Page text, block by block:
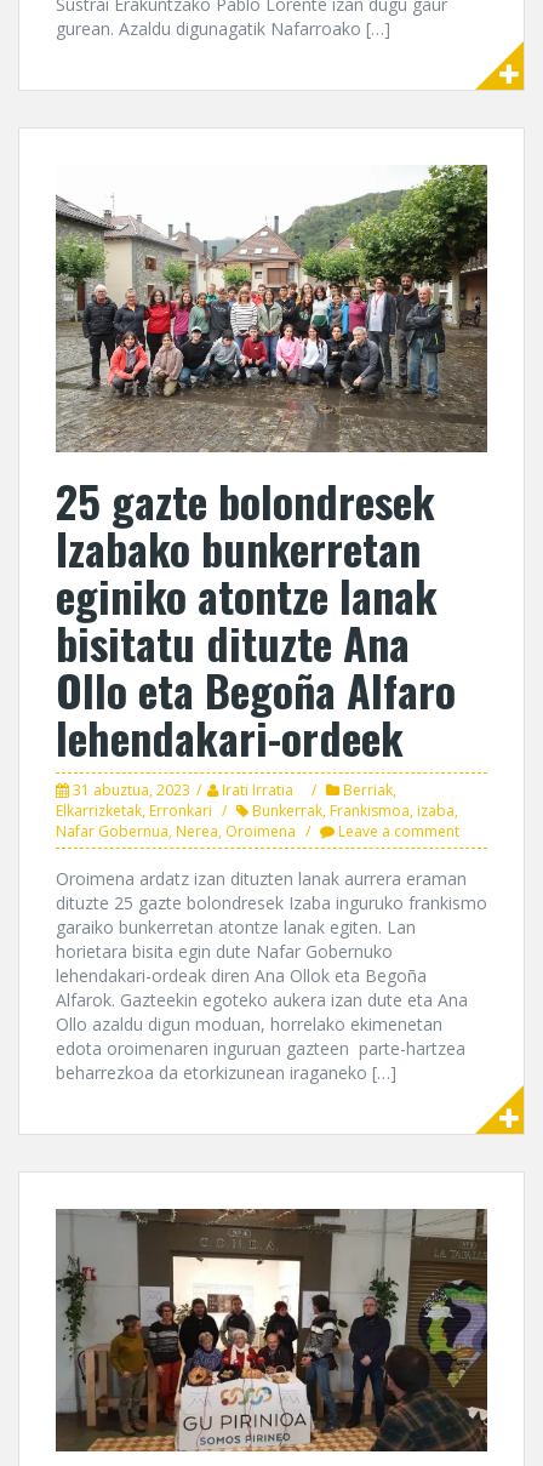
gurean. Azaldu digunagatik Nafarroako […]
25 gazte bolondresek
Izabako bunkerretan
eginiko atontze lanak
bisitatu dituzte Ana
Ollo eta Begoña Alfaro
lehendakari-ordeek
31 abuztua, 2023 Irati Irratia Berriak,
Elkarrizketak,Erronkari Bunkerrak,Frankismoa,izaba,
Nafar Gobernua,Nerea, Oroimena Leave a comment
Oroimena ardatz izan dituzten lanak aurrera eraman
dituzte 25 gazte bolondresek Izaba inguruko frankismo
garaiko bunkerretan atontze lanak egiten. Lan
horietara bisita egin dute Nafar Gobernuko
lehendakari-ordeak diren Ana Ollok eta Begoña
Alfarok. Gazteekin egoteko aukera izan dute eta Ana
Ollo azaldu digun moduan, horrelako ekimenetan
edota oroimenaren inguruan gazteen parte-hartzea
beharrezkoa da etorkizunean iraganeko […]